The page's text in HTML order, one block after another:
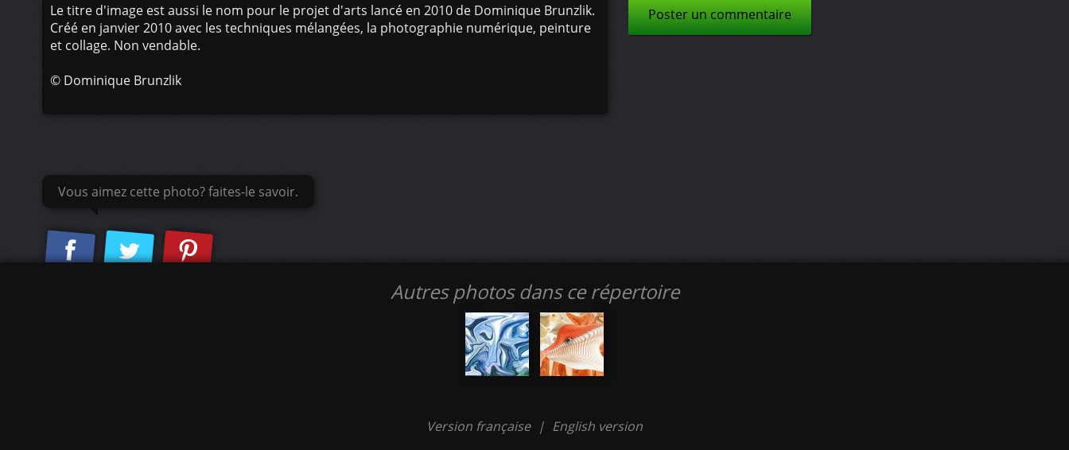
Le titre d'image est aussi le nom pour le projet d'arts lancé en 2010 de Dominique Brunzlik.
Créé en janvier 2010 avec les techniques mélangées, la photographie numérique, peinture
et collage. Non vendable.
© Dominique Brunzlik
Poster un commentaire
Vous aimez cette photo? faites-le savoir.
Autres photos dans ce répertoire
Version française | English version